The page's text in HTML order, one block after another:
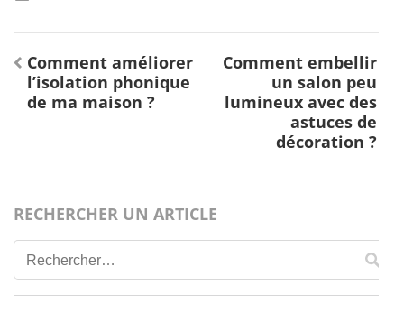
Navigation
de
l’article
Comment améliorer
l’isolation phonique
de ma maison ?
Comment embellir
un salon peu
lumineux avec des
astuces de
décoration ?
RECHERCHER UN ARTICLE
Rechercher :